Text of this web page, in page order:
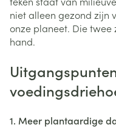
niet alleen gezond zijn
onze planeet. Die
hand.
1. Meer plantaardige